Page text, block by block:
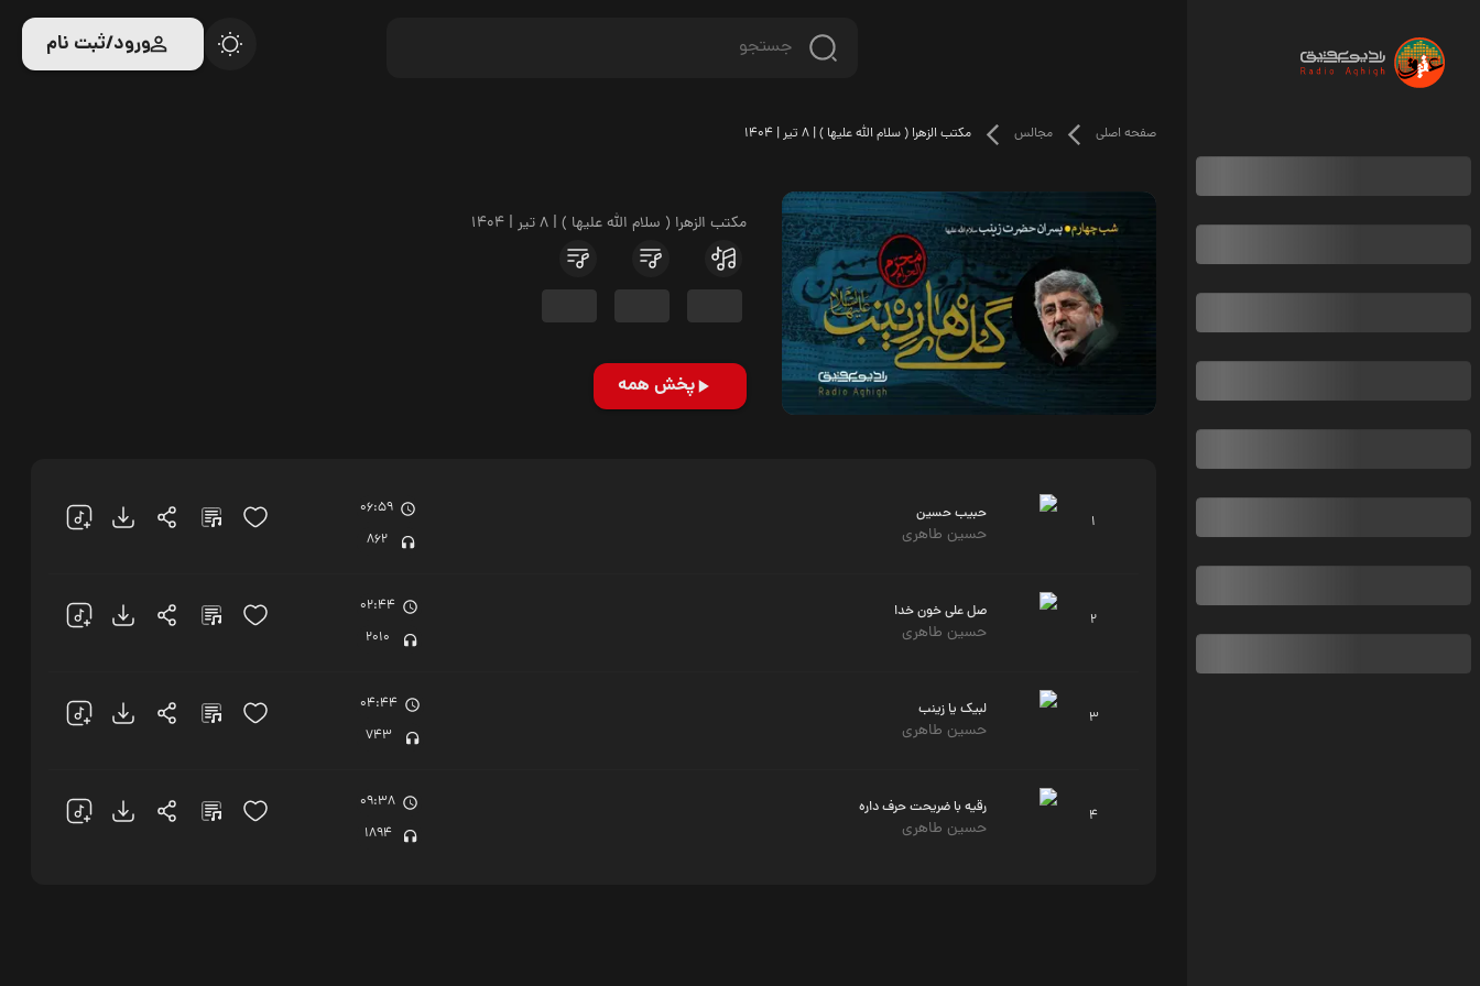
ورود/ثبت نام
صفحه اصلی مجالس مکتب الزهرا ( سلام الله علیها ) | 8 تیر | 1404
مکتب الزهرا ( سلام الله علیها ) | 8 تیر | 1404
پخش همه
1 حبیب حسین
حسین طاهری
06:59
862
2 صل علی خون خدا
حسین طاهری
02:44
2010
3 لبیک یا زینب
حسین طاهری
04:44
743
4 رقیه با ضریحت حرف داره
حسین طاهری
09:38
1894